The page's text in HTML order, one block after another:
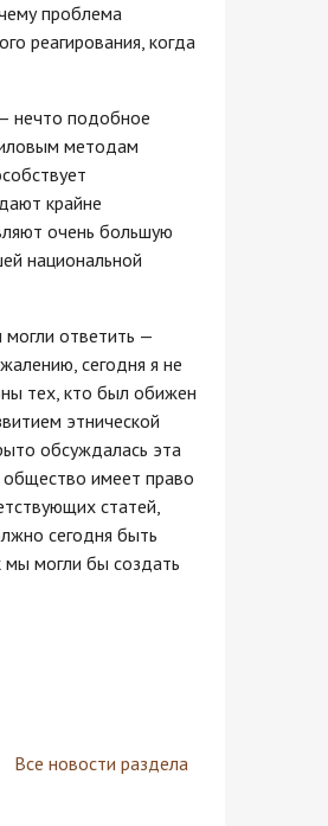
проблема
реагирования, когда
нечто подобное
методам
крайне
очень большую
национальной
ответить —
сегодня я не
тех, кто был обижен
этнической
обсуждалась эта
имеет право
статей,
сегодня быть
могли бы создать
Все новости раздела